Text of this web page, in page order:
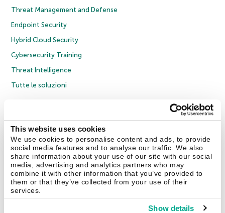
This website uses cookies
We use cookies to personalise content and ads, to provide
social media features and to analyse our traffic. We also
share information about your use of our site with our social
media, advertising and analytics partners who may
combine it with other information that you’ve provided to
them or that they’ve collected from your use of their
services.
Show details
Threat Management and Defense
Endpoint Security
Hybrid Cloud Security
Cybersecurity Training
Threat Intelligence
Tutte le soluzioni
Informativa sulla privacy
Cookies
Contatti Chi siamo Partner Blog Centro risorse Comunicati stampa
Securelist Eugene Personal Blog Encyclopedia